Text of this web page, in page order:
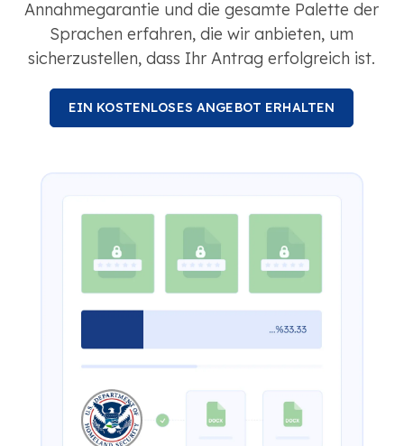
Annahmegarantie und die gesamte Palette der
Sprachen erfahren, die wir anbieten, um
sicherzustellen, dass Ihr Antrag erfolgreich ist.
EIN KOSTENLOSES ANGEBOT ERHALTEN